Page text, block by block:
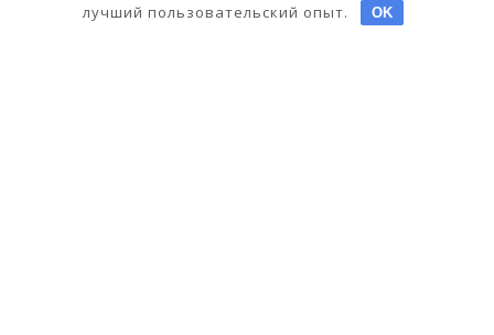
лучший пользовательский опыт.
OK